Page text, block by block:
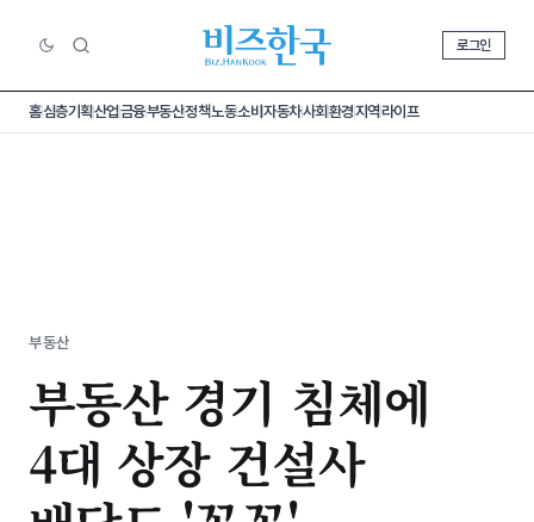
로그인
홈심층기획산업금융부동산정책노동소비 자동차사회환경지역라이프
부동산
부동산 경기 침체에
4대 상장 건설사